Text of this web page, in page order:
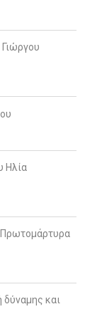
Ηλία
Πρωτομάρτυρα
και